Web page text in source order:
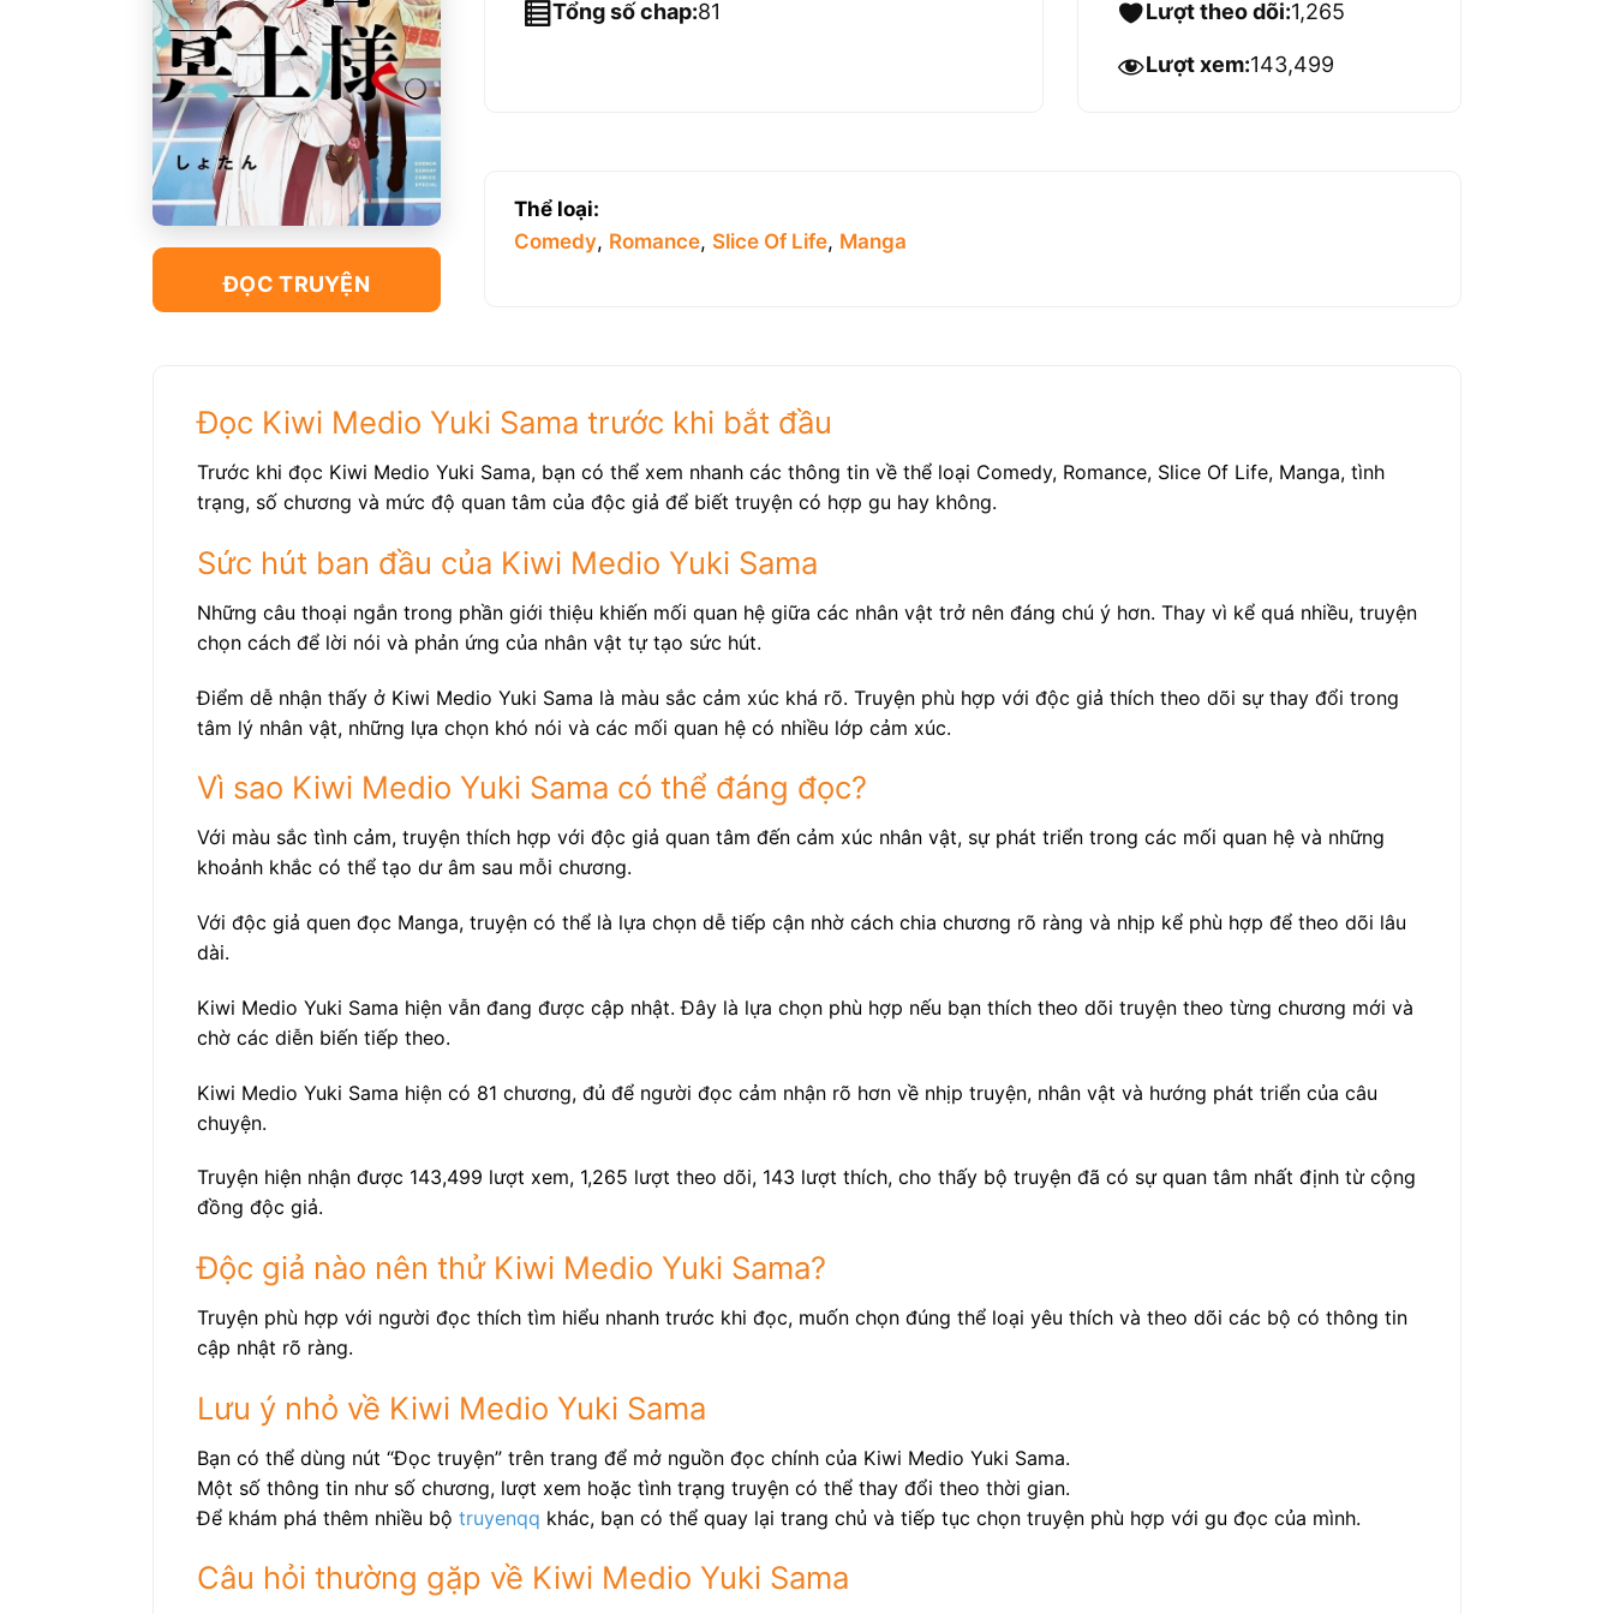
ĐỌC TRUYỆN
Tổng số chap:81 Lượt theo dõi:1,265
Lượt xem:143,499
Thể loại:
Comedy, Romance, Slice Of Life, Manga
Đọc Kiwi Medio Yuki Sama trước khi bắt đầu
Trước khi đọc Kiwi Medio Yuki Sama, bạn có thể xem nhanh các thông tin về thể loại Comedy, Romance, Slice Of Life, Manga, tình
trạng, số chương và mức độ quan tâm của độc giả để biết truyện có hợp gu hay không.
Sức hút ban đầu của Kiwi Medio Yuki Sama
Những câu thoại ngắn trong phần giới thiệu khiến mối quan hệ giữa các nhân vật trở nên đáng chú ý hơn. Thay vì kể quá nhiều, truyện
chọn cách để lời nói và phản ứng của nhân vật tự tạo sức hút.
Điểm dễ nhận thấy ở Kiwi Medio Yuki Sama là màu sắc cảm xúc khá rõ. Truyện phù hợp với độc giả thích theo dõi sự thay đổi trong
tâm lý nhân vật, những lựa chọn khó nói và các mối quan hệ có nhiều lớp cảm xúc.
Vì sao Kiwi Medio Yuki Sama có thể đáng đọc?
Với màu sắc tình cảm, truyện thích hợp với độc giả quan tâm đến cảm xúc nhân vật, sự phát triển trong các mối quan hệ và những
khoảnh khắc có thể tạo dư âm sau mỗi chương.
Với độc giả quen đọc Manga, truyện có thể là lựa chọn dễ tiếp cận nhờ cách chia chương rõ ràng và nhịp kể phù hợp để theo dõi lâu
dài.
Kiwi Medio Yuki Sama hiện vẫn đang được cập nhật. Đây là lựa chọn phù hợp nếu bạn thích theo dõi truyện theo từng chương mới và
chờ các diễn biến tiếp theo.
Kiwi Medio Yuki Sama hiện có 81 chương, đủ để người đọc cảm nhận rõ hơn về nhịp truyện, nhân vật và hướng phát triển của câu
chuyện.
Truyện hiện nhận được 143,499 lượt xem, 1,265 lượt theo dõi, 143 lượt thích, cho thấy bộ truyện đã có sự quan tâm nhất định từ cộng
đồng độc giả.
Độc giả nào nên thử Kiwi Medio Yuki Sama?
Truyện phù hợp với người đọc thích tìm hiểu nhanh trước khi đọc, muốn chọn đúng thể loại yêu thích và theo dõi các bộ có thông tin
cập nhật rõ ràng.
Lưu ý nhỏ về Kiwi Medio Yuki Sama
Bạn có thể dùng nút “Đọc truyện” trên trang để mở nguồn đọc chính của Kiwi Medio Yuki Sama.
Một số thông tin như số chương, lượt xem hoặc tình trạng truyện có thể thay đổi theo thời gian.
Để khám phá thêm nhiều bộ truyenqq khác, bạn có thể quay lại trang chủ và tiếp tục chọn truyện phù hợp với gu đọc của mình.
Câu hỏi thường gặp về Kiwi Medio Yuki Sama